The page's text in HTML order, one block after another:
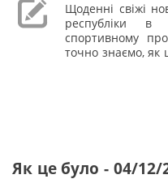
Щоденні свіжі
республіки в
спортивному
точно знаємо, як
Як це було - 04/12/